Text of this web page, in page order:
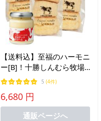
【送料込】至福のハーモニ
ー[B]！十勝しんむら牧場
スコーン(3個入)×3袋 とク
ロテッドクリーム1個のセ
ット 箱入 お中元 誕生日
ギフト
5 (4件)
6,680 円
通販ページへ